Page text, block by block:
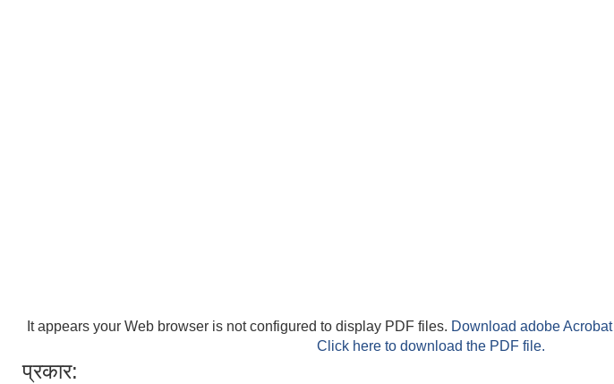
It appears your Web browser is not configured to display PDF files. Download adobe Acrobat
Click here to download the PDF file.
प्रकार: